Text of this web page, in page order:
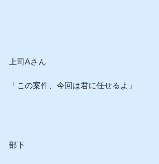
上司Aさん
「この案件、今回は君に任せるよ」
部下